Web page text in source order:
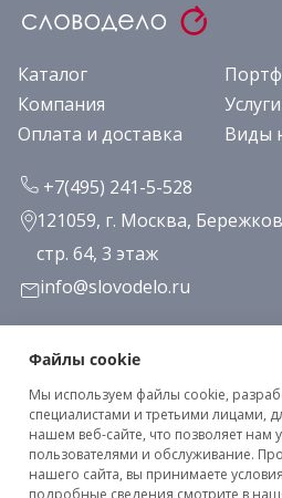
Каталог
Компания
Услуги
Оплата и доставка
Виды
+7(495) 241-5-528
121059, г. Москва,
стр. 64, 3 этаж
info@slovodelo.ru
Заказать звонок
Подписаться на рассылку
Клиентское соглашение
Файлы cookie
Мы используем файлы cookie,
специалистами и третьими лицами,
нашем веб-сайте, что позволяет нам
пользователями и обслуживание.
нашего сайта, вы принимаете
подробные сведения смотрите в